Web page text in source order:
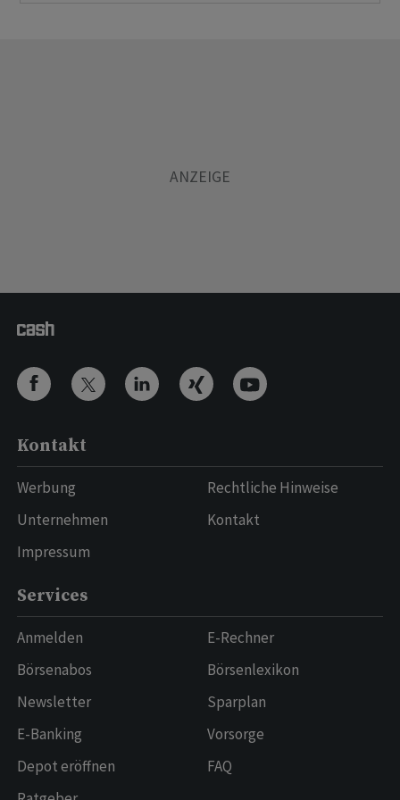
Kontakt
Werbung
Unternehmen
Impressum
Rechtliche Hinweise
Kontakt
Services
Anmelden
Börsenabos
Newsletter
E-Banking
Depot eröffnen
E-Rechner
Börsenlexikon
Sparplan
Vorsorge
FAQ